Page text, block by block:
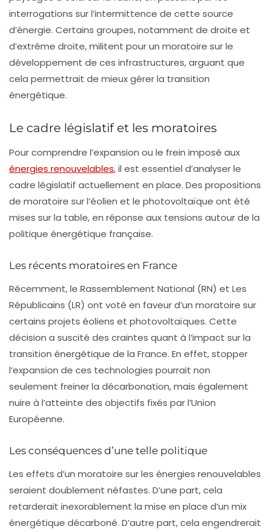
interrogations sur l’intermittence de cette source
d’énergie. Certains groupes, notamment de droite et
d’extrême droite, militent pour un moratoire sur le
développement de ces infrastructures, arguant que
cela permettrait de mieux gérer la transition
énergétique.
Le cadre législatif et les moratoires
Pour comprendre l’expansion ou le frein imposé aux
énergies renouvelables, il est essentiel d’analyser le
cadre législatif actuellement en place. Des propositions
de moratoire sur l’éolien et le photovoltaïque ont été
mises sur la table, en réponse aux tensions autour de la
politique énergétique française.
Les récents moratoires en France
Récemment, le Rassemblement National (RN) et Les
Républicains (LR) ont voté en faveur d’un moratoire sur
certains projets éoliens et photovoltaïques. Cette
décision a suscité des craintes quant à l’impact sur la
transition énergétique de la France. En effet, stopper
l’expansion de ces technologies pourrait non
seulement freiner la décarbonation, mais également
nuire à l’atteinte des objectifs fixés par l’Union
Européenne.
Les conséquences d’une telle politique
Les effets d’un moratoire sur les énergies renouvelables
seraient doublement néfastes. D’une part, cela
retarderait inexorablement la mise en place d’un mix
énergétique décarboné. D’autre part, cela engendrerait